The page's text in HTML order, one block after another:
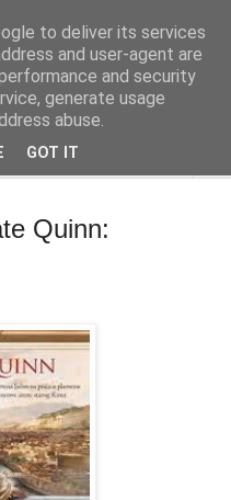
5632
Quinn:
to deliver its services
and user-agent are
and security
generate usage
abuse.
GOT IT